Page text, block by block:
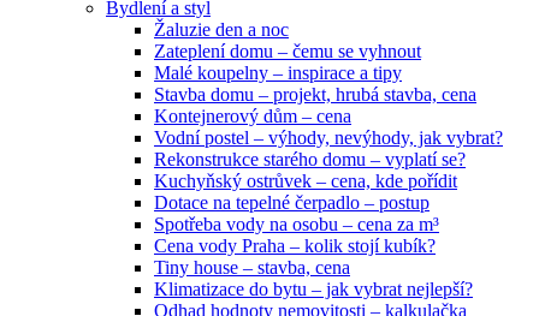
Bydlení a styl
Žaluzie den a noc
Zateplení domu – čemu se vyhnout
Malé koupelny – inspirace a tipy
Stavba domu – projekt, hrubá stavba, cena
Kontejnerový dům – cena
Vodní postel – výhody, nevýhody, jak vybrat?
Rekonstrukce starého domu – vyplatí se?
Kuchyňský ostrůvek – cena, kde pořídit
Dotace na tepelné čerpadlo – postup
Spotřeba vody na osobu – cena za m³
Cena vody Praha – kolik stojí kubík?
Tiny house – stavba, cena
Klimatizace do bytu – jak vybrat nejlepší?
Odhad hodnoty nemovitosti – kalkulačka